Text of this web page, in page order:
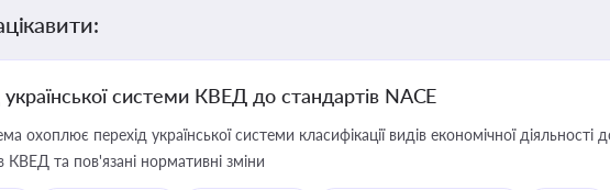
системи КВЕД до стандартів NACE
охоплює перехід української системи класифікації видів економічної діяльності
КВЕД та пов'язані нормативні зміни